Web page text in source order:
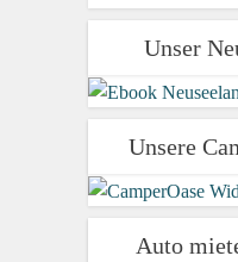
Unser
Unsere
Auto